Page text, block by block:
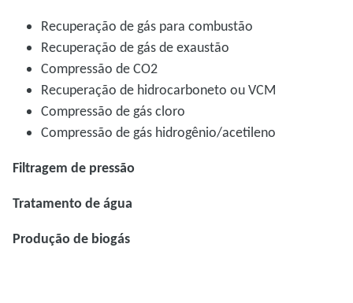
Recuperação de gás para combustão
Recuperação de gás de exaustão
Compressão de CO2
Recuperação de hidrocarboneto ou VCM
Compressão de gás cloro
Compressão de gás hidrogênio/acetileno
Filtragem de pressão
Tratamento de água
Produção de biogás